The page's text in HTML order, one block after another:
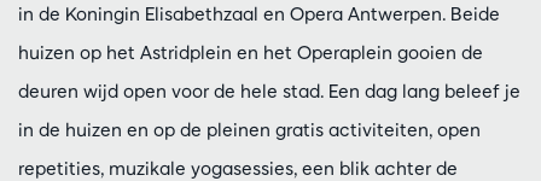
in de Koningin Elisabethzaal en Opera Antwerpen. Beide
huizen op het Astridplein en het Operaplein gooien de
deuren wijd open voor de hele stad. Een dag lang beleef je
in de huizen en op de pleinen gratis activiteiten, open
repetities, muzikale yogasessies, een blik achter de